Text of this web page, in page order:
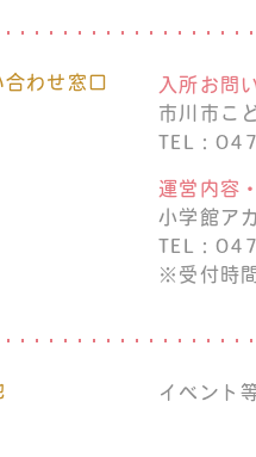
合わせ窓口
入所お問
市川市こ
TEL：
運営内容
小学館ア
TEL：
※受付時
イベント